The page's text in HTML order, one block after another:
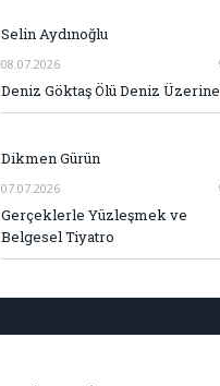
Selin Aydınoğlu
08.07.2026
Deniz Göktaş Ölü Deniz Üzerine
Dikmen Gürün
07.07.2026
Gerçeklerle Yüzleşmek ve
Belgesel Tiyatro